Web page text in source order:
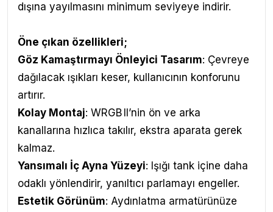
dışına yayılmasını minimum seviyeye indirir.
Öne çıkan özellikleri;
Göz Kamaştırmayı Önleyici Tasarım: Çevreye
dağılacak ışıkları keser, kullanıcının konforunu
artırır.
Kolay Montaj: WRGB II’nin ön ve arka
kanallarına hızlıca takılır, ekstra aparata gerek
kalmaz.
Yansımalı İç Ayna Yüzeyi: Işığı tank içine daha
odaklı yönlendirir, yanıltıcı parlamayı engeller.
Estetik Görünüm: Aydınlatma armatürünüze